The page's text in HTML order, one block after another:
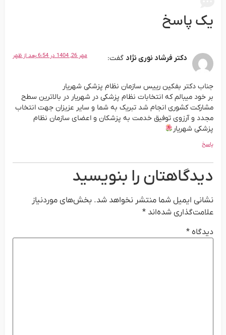
یک پاسخ
دکتر فرشاد نوری نژاد گفت: مهر 26, 1404 در 6:54 بعد از ظهر
جناب دکتر بفکین رییس سازمان نظام پزشکی شهریار
بر خود میبالم که انتخابات نظام پزشکی در شهریار در بالاترین سطح
مشارکت کشوری انجام شد تبریک به شما و سایر عزیزان جهت انتخاب
مجدد و آرزوی توفیق خدمت به پزشکان و اعضای سازمان نظام
پزشکی شهریار
پاسخ
دیدگاهتان را بنویسید
نشانی ایمیل شما منتشر نخواهد شد. بخش‌های موردنیاز
علامت‌گذاری شده‌اند *
دیدگاه *